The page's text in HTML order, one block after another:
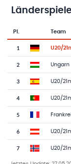
Länderspiele
Tabelle mit
Pl.
Team-Logo
Team
1 U20/
2 Ungarn
3 U20/
4 U20/
5
6 U20/
7 U20/